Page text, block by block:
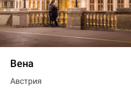
Вена
Австрия